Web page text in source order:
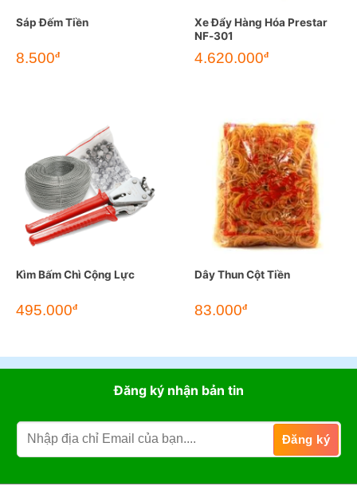
Sáp Đếm Tiền
8.500đ
Xe Đẩy Hàng Hóa Prestar
NF-301
4.620.000đ
Kìm Bấm Chì Cộng Lực
495.000đ
Dây Thun Cột Tiền
83.000đ
Đăng ký nhận bản tin